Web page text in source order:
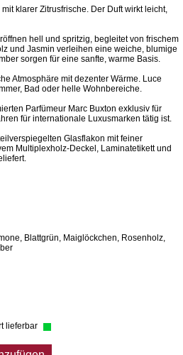
klarer Zitrusfrische. Der Duft wirkt leicht,
hell und spritzig, begleitet von frischem
und Jasmin verleihen eine weiche, blumige
sorgen für eine sanfte, warme Basis.
Atmosphäre mit dezenter Wärme. Luce
Bad oder helle Wohnbereiche.
Parfümeur Marc Buxton exklusiv für
für internationale Luxusmarken tätig ist.
Glasflakon mit feiner
Multiplexholz-Deckel, Laminatetikett und
Blattgrün, Maiglöckchen, Rosenholz,
lieferbar